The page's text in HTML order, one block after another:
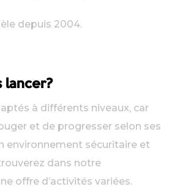
depuis 2004.
lancer?
à différents niveaux, car
et de progresser selon ses
environnement sécuritaire et
dans notre
offre d’activités variées.